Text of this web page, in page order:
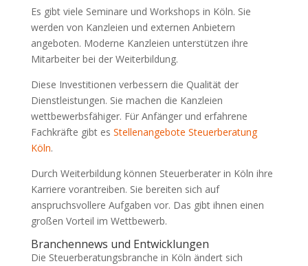
Es gibt viele Seminare und Workshops in Köln. Sie
werden von Kanzleien und externen Anbietern
angeboten. Moderne Kanzleien unterstützen ihre
Mitarbeiter bei der Weiterbildung.
Diese Investitionen verbessern die Qualität der
Dienstleistungen. Sie machen die Kanzleien
wettbewerbsfähiger. Für Anfänger und erfahrene
Fachkräfte gibt es Stellenangebote Steuerberatung
Köln.
Durch Weiterbildung können Steuerberater in Köln ihre
Karriere vorantreiben. Sie bereiten sich auf
anspruchsvollere Aufgaben vor. Das gibt ihnen einen
großen Vorteil im Wettbewerb.
Branchennews und Entwicklungen
Die Steuerberatungsbranche in Köln ändert sich